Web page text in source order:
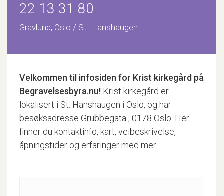
22 13 31 80
Gravlund, Oslo / St. Hanshaugen
Velkommen til infosiden for Krist kirkegård på
Begravelsesbyra.nu! Krist kirkegård er
lokalisert i St. Hanshaugen i Oslo, og har
besøksadresse Grubbegata , 0178 Oslo. Her
finner du kontaktinfo, kart, veibeskrivelse,
åpningstider og erfaringer med mer.